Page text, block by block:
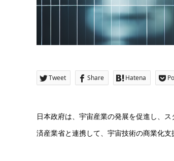
Tweet Share Hatena
日本政府は、宇宙産業の発展を促進し、
済産業省と連携して、宇宙技術の商業化